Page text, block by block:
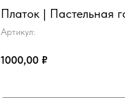
Платок | Пастельная
Артикул:
1000,00 ₽